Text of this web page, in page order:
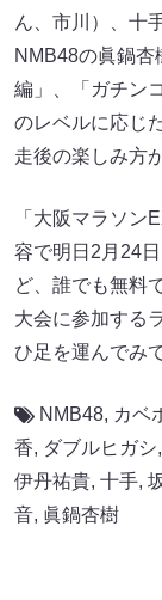
ん、市川）、十
NMB48の眞鍋
編」、「ガチン
のレベルに応じ
走後の楽しみ方
「大阪マラソン
容で明日2月24
ど、誰でも無料
大会に参加する
ひ足を運んでみ
NMB48, カベ
香, ダブルヒガシ,
伊丹祐貴, 十手,
音, 眞鍋杏樹